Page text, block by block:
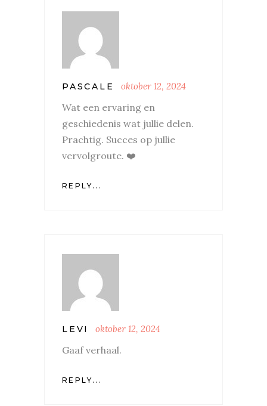
PASCALE oktober 12, 2024
Wat een ervaring en
geschiedenis wat jullie delen.
Prachtig. Succes op jullie
vervolgroute. ❤️
REPLY...
LEVI oktober 12, 2024
Gaaf verhaal.
REPLY...